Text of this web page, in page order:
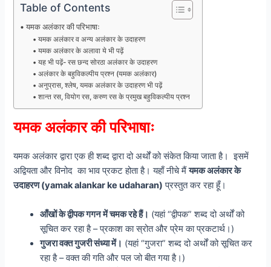
Table of Contents
यमक अलंकार की परिभाषाः
यमक अलंकार व अन्य अलंकार के उदाहरण
यमक अलंकार के अलावा ये भी पढ़ें
यह भी पढ़ें- रस छन्द सोरठा अलंकार के उदाहरण
अलंकार के बहुविकल्पीय प्रश्न (यमक अलंकार)
अनुप्रास, श्लेष, यमक अलंकार के उदाहरण भी पढ़ें
शान्त रस, वियोग रस, करुण रस के प्रमुख बहुविकल्पीय प्रश्न
यमक अलंकार की परिभाषाः
यमक अलंकार द्वारा एक ही शब्द द्वारा दो अर्थों को संकेत किया जाता है। इसमें
अद्वियता और विनोद का भाव प्रकट होता है। यहाँ नीचे मैंयमक अलंकार के
उदाहरण (yamak alankar ke udaharan) प्रस्तुत कर रहा हूँ।
आँखों के द्वीपक गगन में चमक रहे हैं। (यहां “द्वीपक” शब्द दो अर्थों को
सूचित कर रहा है – प्रकाश का स्रोत और प्रेम का प्रकटार्थ।)
गुजरा वक्त गुजरी संध्या में। (यहां “गुजरा” शब्द दो अर्थों को सूचित कर
रहा है – वक्त की गति और पल जो बीत गया है।)